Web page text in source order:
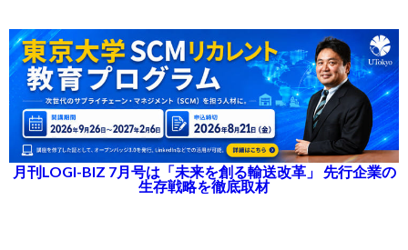
月刊LOGI-BIZ 7月号は「未来を創る輸送改革」 先行企業の
生存戦略を徹底取材